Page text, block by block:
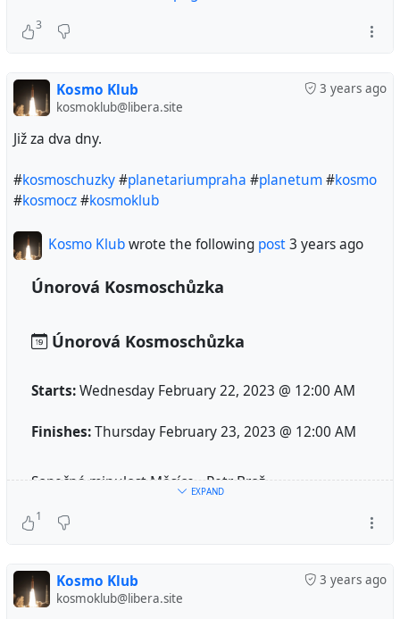
3
3 years ago
Kosmo Klub
kosmoklub@libera.site
Již za dva dny.
#kosmoschuzky#planetariumpraha #planetum#kosmo
#kosmocz#kosmoklub
Kosmo Klubwrote the following post3 years ago
Únorová Kosmoschůzka
Únorová Kosmoschůzka
Starts:Wednesday February 22, 2023 @ 12:00 AM
Finishes:Thursday February 23, 2023 @ 12:00 AM
Sopečná minulost Měsíce - Petr Brož
EXPAND
1
3 years ago
Kosmo Klub
kosmoklub@libera.site